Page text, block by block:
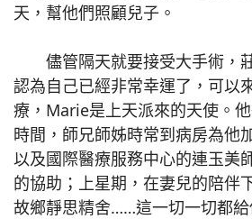
天，幫他們照顧兒子。
儘管隔天就要接受大手術，
認為自己已經非常幸運了，可以
療，Marie是上天派來的天使。
時間，師兄師姊時常到病房為他
以及國際醫療服務中心的連玉美
的協助；上星期，在妻兒的陪伴
故鄉靜思精舍……這一切一切都給